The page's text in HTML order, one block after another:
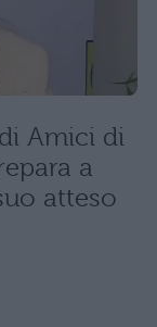
Amici di
a
atteso